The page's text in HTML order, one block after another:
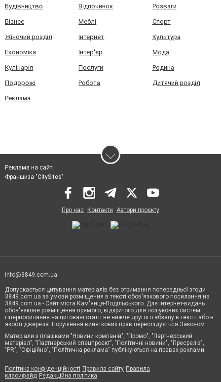
Будівництво Відпочинок Розваги
Бізнес Меблі Спорт
Жіночий розділ Інтернет Культура
Економіка Інтер'єр Мода
Кулінарія Послуги Родина
Подорожі Робота Дитячий розділ
Реклама
Реклама на сайті
Франшиза "CitySites"
Про нас Контакти Автори проєкту
info@3849.com.ua
Допускається цитування матеріалів без отримання попередньої згоди
3849.com.ua за умови розміщення в тексті обов'язкового посилання на
3849.com.ua - Сайт міста Кам'янця-Подільського. Для інтернет-видань
обов'язкове розміщення прямого, відкритого для пошукових систем
гіперпосилання на цитовані статті не нижче другого абзацу в тексті або в
якості джерела. Порушення виняткових прав переслідується Законом.
Матеріали з плашками "Новини компаній", "Промо", "Партнерський
матеріал", "Партнерський спецпроєкт", "Політичні новини", "Пресреліз",
"PR", "Офіційно", "Політична реклама" публікуються на правах реклами.
Політика конфіденційності Правила сайту Правила
класифайд Редакційна політика